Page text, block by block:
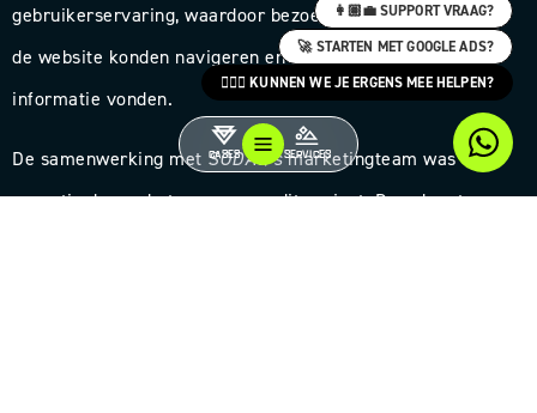
CASES SERVICES
gebruikerservaring, waardoor bezoekers gemakkelijk door
de website konden navigeren en snel de gewenste
informatie vonden.
De samenwerking met SODAQ’smarketingteam was
essentieel voor het succes van dit project. Door hen te
👩🏽‍💼 SUPPORT VRAAG?
🚀 STARTEN MET GOOGLE ADS?
🙋🏻‍♀️ KUNNEN WE JE ERGENS MEE HELPEN?